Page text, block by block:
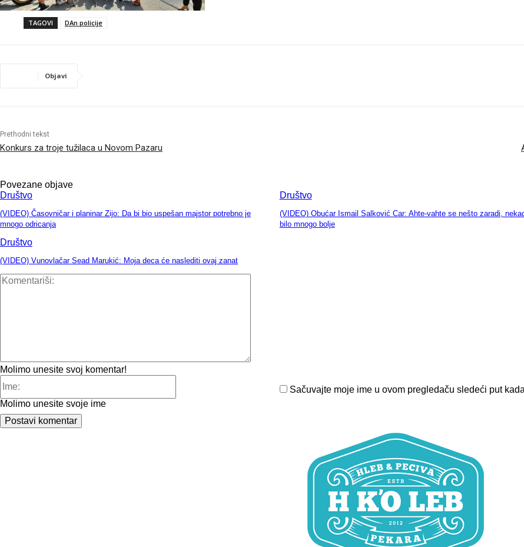
TAGOVI DAn policije
Objavi
Prethodni tekst
Konkurs za troje tužilaca u Novom Pazaru
Povezane objave
Društvo
(VIDEO) Časovničar i planinar Zijo: Da bi bio uspešan majstor potrebno je
mnogo odricanja
Društvo
(VIDEO) Obućar Ismail Salković Car: Ahte-vahte se nešto zaradi,
bilo mnogo bolje
Društvo
(VIDEO) Vunovlačar Sead Marukić: Moja deca će naslediti ovaj zanat
Molimo unesite svoj komentar!
Molimo unesite svoje ime
Sačuvajte moje ime u ovom pregledaču sledeći put